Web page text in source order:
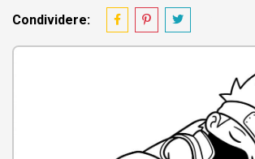
Condividere: